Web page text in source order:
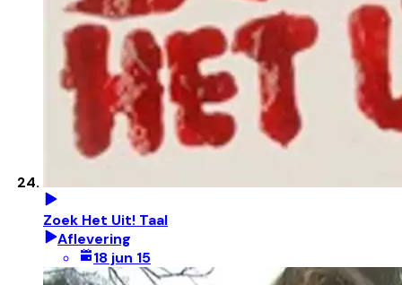
Zoek Het Uit! Taal
Aflevering
18 jun 15